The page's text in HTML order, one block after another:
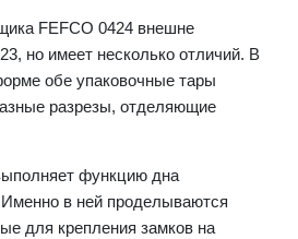
FEFCO 0424 внешне
но имеет несколько отличий. В
обе упаковочные тары
разрезы, отделяющие
функцию дна
в ней проделываются
для крепления замков на